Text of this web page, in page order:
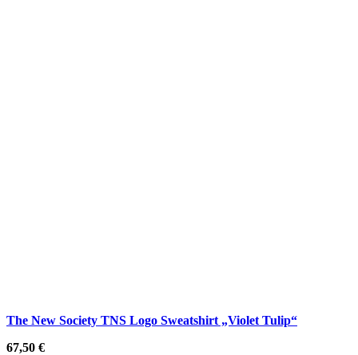
The New Society TNS Logo Sweatshirt „Violet Tulip“
67,50 €